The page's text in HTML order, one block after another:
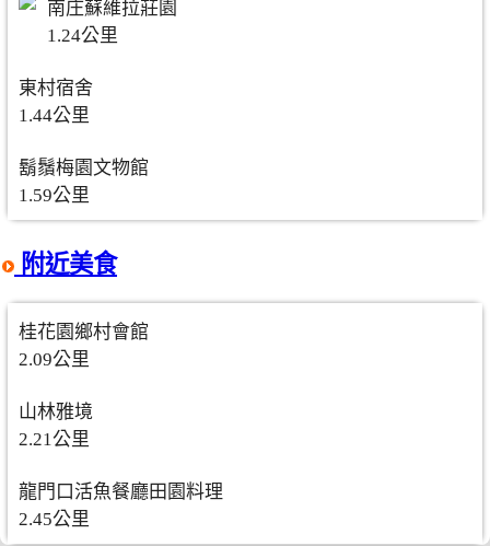
南庄蘇維拉莊園
1.24公里
東村宿舍
1.44公里
鬍鬚梅園文物館
1.59公里
附近美食
桂花園鄉村會館
2.09公里
山林雅境
2.21公里
龍門口活魚餐廳田園料理
2.45公里